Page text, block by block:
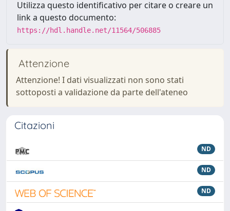
Utilizza questo identificativo per citare o creare un
link a questo documento:
https://hdl.handle.net/11564/506885
Attenzione
Attenzione! I dati visualizzati non sono stati
sottoposti a validazione da parte dell'ateneo
Citazioni
ND
ND
ND